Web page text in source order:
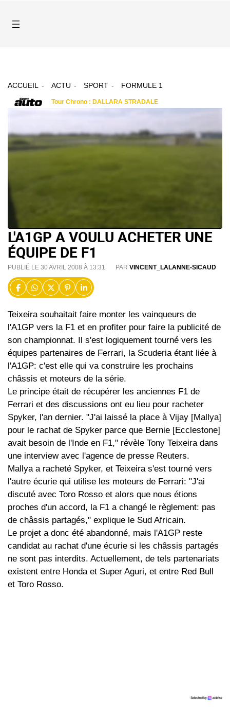
ACCUEIL ACTU SPORT FORMULE 1
L'A1GP A VOULU ACHETER UNE
ÉQUIPE DE F1
PUBLIÉ LE 30 AVRIL 2008 À 13:31 PAR VINCENT_LALANNE-SICAUD
Teixeira souhaitait faire monter les vainqueurs de
l'A1GP vers la F1 et en profiter pour faire la publicité de
son championnat. Il s'est logiquement tourné vers les
équipes partenaires de Ferrari, la Scuderia étant liée à
l'A1GP: c'est elle qui va construire les prochains
châssis et moteurs de la série.
Le principe était de récupérer les anciennes F1 de
Ferrari et des discussions ont eu lieu pour racheter
Spyker, l'an dernier. "J'ai laissé la place à Vijay [Mallya]
pour le rachat de Spyker parce que Bernie [Ecclestone]
avait besoin de l'Inde en F1," révèle Tony Teixeira dans
une interview avec l'agence de presse Reuters.
Mallya a racheté Spyker, et Teixeira s'est tourné vers
l'autre écurie qui utilise les moteurs de Ferrari: "J'ai
discuté avec Toro Rosso et alors que nous étions
proches d'un accord, la F1 a changé le règlement: pas
de châssis partagés," explique le Sud Africain.
Le projet a donc été abandonné, mais l'A1GP reste
candidat au rachat d'une écurie si les châssis partagés
ne sont pas interdits. Actuellement, de tels partenariats
existent entre Honda et Super Aguri, et entre Red Bull
et Toro Rosso.